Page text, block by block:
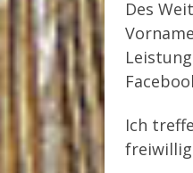
Des
Ich
freiwillig